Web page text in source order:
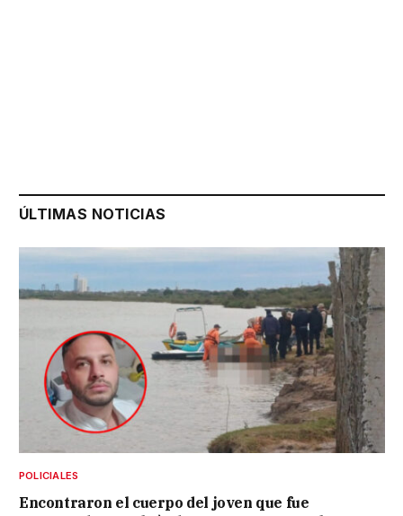
ÚLTIMAS NOTICIAS
POLICIALES
Encontraron el cuerpo del joven que fue